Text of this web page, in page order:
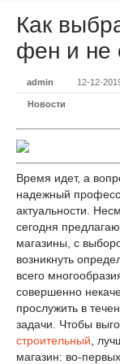
Как
фен и не
admin 12-12-
Новости
Время идет, а
надежный
актуальности.
сегодня
магазины, с
возникнуть
всего
совершенно
прослужить в
задачи. Чтобы
строительный ,
магазин: во-